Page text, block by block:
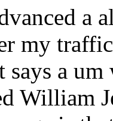
a
my
says a
William